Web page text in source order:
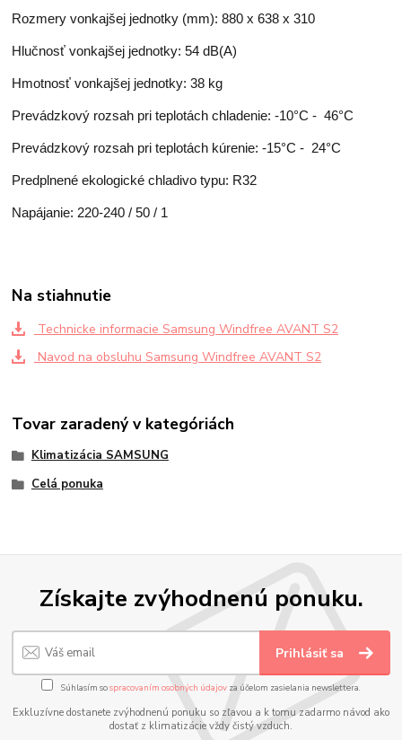
Rozmery vonkajšej jednotky (mm): 880 x 638 x 310
Hlučnosť vonkajšej jednotky: 54 dB(A)
Hmotnosť vonkajšej jednotky: 38 kg
Prevádzkový rozsah pri teplotách chladenie: -10°C - 46°C
Prevádzkový rozsah pri teplotách kúrenie: -15°C - 24°C
Predplnené ekologické chladivo typu: R32
Napájanie: 220-240 / 50 / 1
Na stiahnutie
Technicke informacie Samsung Windfree AVANT S2
Navod na obsluhu Samsung Windfree AVANT S2
Tovar zaradený v kategóriách
Klimatizácia SAMSUNG
Celá ponuka
Získajte zvýhodnenú ponuku.
Prihlásiť sa
Súhlasím sospracovaním osobných údajov za účelom zasielania newslettera.
Exkluzívne dostanete zvýhodnenú ponuku so zľavou a k tomu zadarmo návod ako
dostať z klimatizácie vždy čistý vzduch.